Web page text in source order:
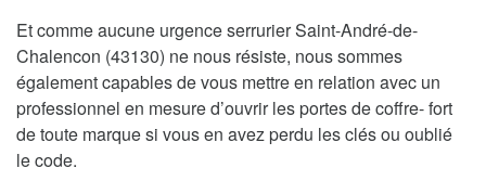
Et comme aucune urgence serrurier Saint-André-de-
Chalencon (43130) ne nous résiste, nous sommes
également capables de vous mettre en relation avec un
professionnel en mesure d’ouvrir les portes de coffre- fort
de toute marque si vous en avez perdu les clés ou oublié
le code.